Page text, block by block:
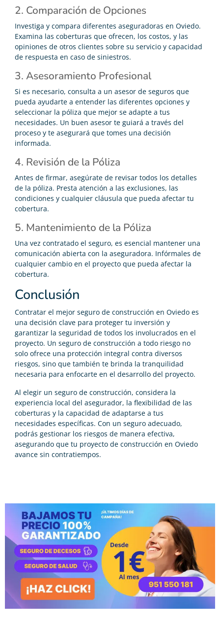
2. Comparación de Opciones
Investiga y compara diferentes aseguradoras en Oviedo.
Examina las coberturas que ofrecen, los costos, y las
opiniones de otros clientes sobre su servicio y capacidad
de respuesta en caso de siniestros.
3. Asesoramiento Profesional
Si es necesario, consulta a un asesor de seguros que
pueda ayudarte a entender las diferentes opciones y
seleccionar la póliza que mejor se adapte a tus
necesidades. Un buen asesor te guiará a través del
proceso y te asegurará que tomes una decisión
informada.
4. Revisión de la Póliza
Antes de firmar, asegúrate de revisar todos los detalles
de la póliza. Presta atención a las exclusiones, las
condiciones y cualquier cláusula que pueda afectar tu
cobertura.
5. Mantenimiento de la Póliza
Una vez contratado el seguro, es esencial mantener una
comunicación abierta con la aseguradora. Infórmales de
cualquier cambio en el proyecto que pueda afectar la
cobertura.
Conclusión
Contratar el mejor seguro de construcción en Oviedo es
una decisión clave para proteger tu inversión y
garantizar la seguridad de todos los involucrados en el
proyecto. Un seguro de construcción a todo riesgo no
solo ofrece una protección integral contra diversos
riesgos, sino que también te brinda la tranquilidad
necesaria para enfocarte en el desarrollo del proyecto.
Al elegir un seguro de construcción, considera la
experiencia local del asegurador, la flexibilidad de las
coberturas y la capacidad de adaptarse a tus
necesidades específicas. Con un seguro adecuado,
podrás gestionar los riesgos de manera efectiva,
asegurando que tu proyecto de construcción en Oviedo
avance sin contratiempos.